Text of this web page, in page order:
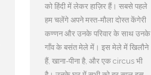
को हिंदी में लेकर हाज़िर हैं। सबसे पहले
हम चलेंगे अपने मस्त-मौला दोस्त केंगेरी
कण्णन और उनके परिवार के साथ उनके
गाँव के बसंत मेले में। इस मेले में खिलौने
हैं, खाना-पीना है, और एक circus भी